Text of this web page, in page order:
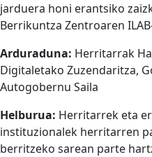
jarduera honi erantsiko
Berrikuntza Zentroaren
Arduraduna: Herritarrak
Digitaletako Zuzendaritza,
Autogobernu Saila
Helburua: Herritarrek eta
instituzionalek herritarren
berritzeko sarean parte